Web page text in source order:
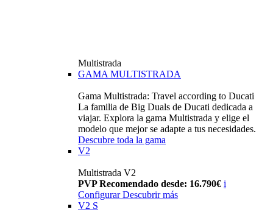
Multistrada
GAMA MULTISTRADA
Gama Multistrada: Travel according to Ducati
La familia de Big Duals de Ducati dedicada a
viajar. Explora la gama Multistrada y elige el
modelo que mejor se adapte a tus necesidades.
Descubre toda la gama
V2
Multistrada V2
PVP Recomendado desde: 16.790€ i
Configurar Descubrir más
V2 S